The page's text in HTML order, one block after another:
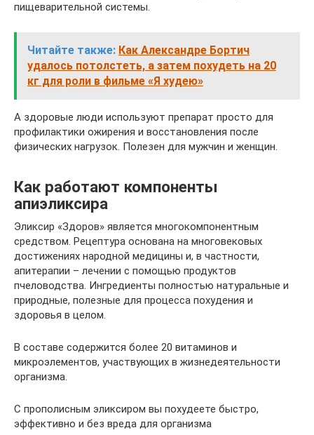
пищеварительной системы.
Читайте также: Как Александре Бортич
удалось потолстеть, а затем похудеть на 20
кг для роли в фильме «Я худею»
А здоровые люди используют препарат просто для
профилактики ожирения и восстановления после
физических нагрузок. Полезен для мужчин и женщин.
Как работают компоненты
апиэликсира
Эликсир «Здоров» является многокомпонентным
средством. Рецептура основана на многовековых
достижениях народной медицины и, в частности,
апитерапии – лечении с помощью продуктов
пчеловодства. Ингредиенты полностью натуральные и
природные, полезные для процесса похудения и
здоровья в целом.
В составе содержится более 20 витаминов и
микроэлементов, участвующих в жизнедеятельности
организма.
С прополисным эликсиром вы похудеете быстро,
эффективно и без вреда для организма